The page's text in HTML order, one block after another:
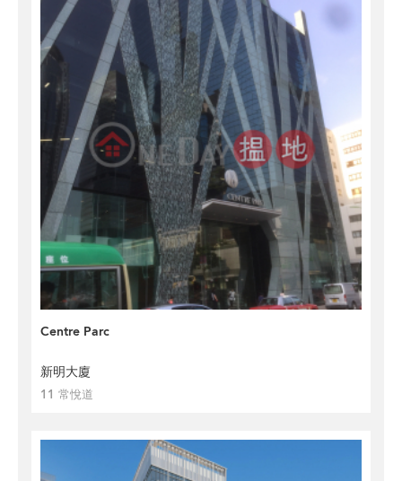
Centre Parc
新明大廈
11 常悅道